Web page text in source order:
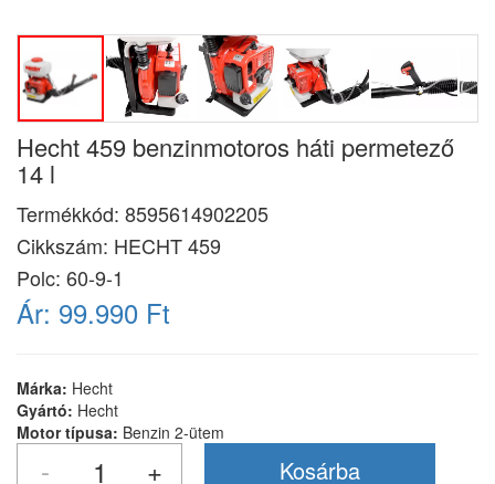
Hecht 459 benzinmotoros háti permetező
14 l
Termékkód: 8595614902205
Cikkszám: HECHT 459
Polc: 60-9-1
Ár: 99.990 Ft
Márka: Hecht
Gyártó: Hecht
Motor típusa: Benzin 2-ütem